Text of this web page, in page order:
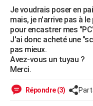
Forum
Aménagement intérieur
Extérieur
Cuisine
Salle de bains
Jardinage
Rangement
WEEK-END
Guides de France
Escapades
Patrimoine
Expositions
Musées
Week-end nature
+LIFESTYLE
Art de vivre
Bien-être
Loisirs
Mode
Modes de vie
SANTE
VOYAGE
Je voudrais poser en
mais, je n'arrive pas à
pour encastrer mes
J'ai donc acheté une
pas mieux.
Avez-vous un tuyau ?
Merci.
Répondre (3)